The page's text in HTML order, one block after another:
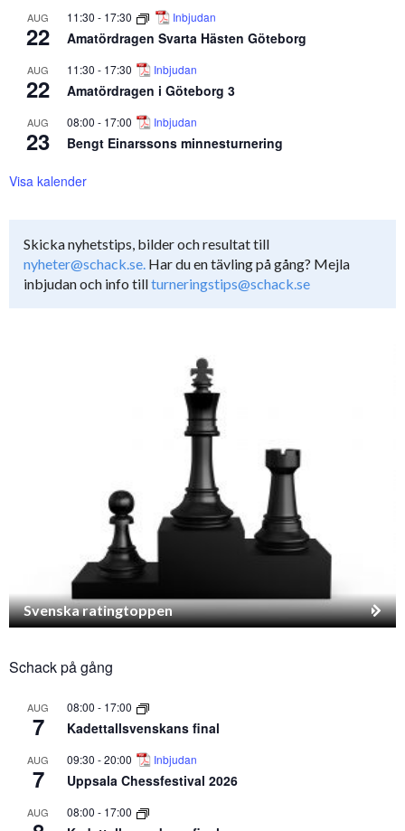
AUG
22
11:30 - 17:30 Inbjudan
Amatördragen Svarta Hästen Göteborg
AUG
22
11:30 - 17:30 Inbjudan
Amatördragen i Göteborg 3
AUG
23
08:00 - 17:00 Inbjudan
Bengt Einarssons minnesturnering
Visa kalender
Skicka nyhetstips, bilder och resultat till
nyheter@schack.se. Har du en tävling på gång? Mejla
inbjudan och info tillturneringstips@schack.se
Svenska ratingtoppen
Schack på gång
AUG
7
08:00 - 17:00
Kadettallsvenskans final
AUG
7
09:30 -20:00 Inbjudan
Uppsala Chessfestival 2026
AUG 08:00 - 17:00